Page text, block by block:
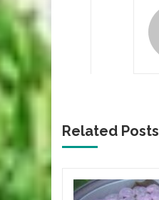
Related Posts